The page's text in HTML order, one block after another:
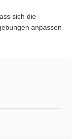
sich die
anpassen